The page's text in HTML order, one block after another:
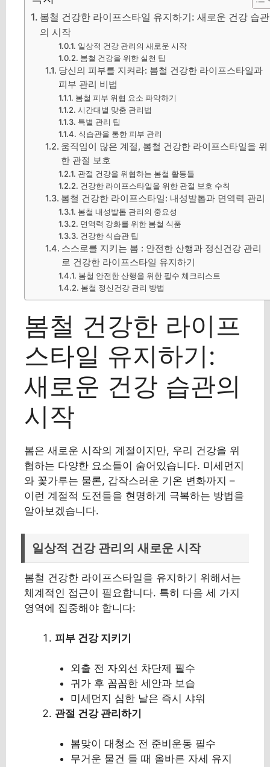
봄철 건강한 라이프스타일 유지하기: 새로운 건강 습관
의 시작
일상적 건강 관리의 새로운 시작
봄철 건강을 위한 실천 팁
당신의 피부를 지켜라: 봄철 건강한 라이프스타일과
피부 관리 비법
봄철 피부 위협 요소 파악하기
시간대별 맞춤 관리법
특별 관리 팁
식습관을 통한 피부 관리
움직임이 많은 계절, 봄철 건강한 라이프스타일을 위
한 관절 보호
관절 건강을 위협하는 봄철 활동들
건강한 라이프스타일을 위한 관절 보호 수칙
봄철 건강한 라이프스타일: 내성발톱과 면역력 관리
봄철 내성발톱 관리의 중요성
면역력 강화를 위한 봄철 식품
건강한 식습관 팁
스스로를 지키는 봄 : 안전한 산행과 정신건강 관리
로 건강한 라이프스타일 유지하기
봄철 안전한 산행을 위한 필수 체크리스트
봄철 정신건강 관리 방법
봄철 건강한 라이프
스타일 유지하기:
새로운 건강 습관의
시작
봄은 새로운 시작의 계절이지만, 우리 건강을 위
협하는 다양한 요소들이 숨어있습니다. 미세먼지
와 꽃가루는 물론, 갑작스러운 기온 변화까지 –
이런 계절적 도전들을 현명하게 극복하는 방법을
알아보겠습니다.
일상적 건강 관리의 새로운 시작
봄철 건강한 라이프스타일을 유지하기 위해서는
체계적인 접근이 필요합니다. 특히 다음 세 가지
영역에 집중해야 합니다:
피부 건강 지키기
외출 전 자외선 차단제 필수
귀가 후 꼼꼼한 세안과 보습
미세먼지 심한 날은 즉시 샤워
관절 건강 관리하기
봄맞이 대청소 전 준비운동 필수
무거운 물건 들 때 올바른 자세 유지